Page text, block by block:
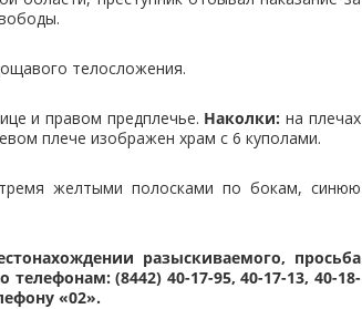
телосложения.
и правом предплечье. Наколки: на плечах
плече изображен храм с 6 куполами.
желтыми полосками по бокам, синюю
разыскиваемого, просьба
(8442) 40-17-95, 40-17-13, 40-18-
«02».